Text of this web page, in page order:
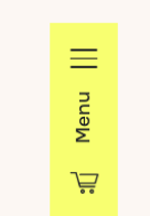
Menu